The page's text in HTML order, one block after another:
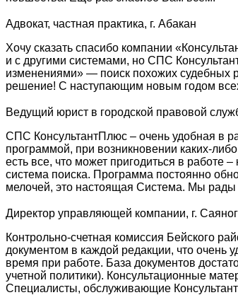
Адвокат, частная практика, г. Абакан
Хочу сказать спасибо компании
и с другими системами, но СПС
изменениями» — поиск похожих судебных
решение! С наступающим новым годом
Ведущий юрист в городской правовой
СПС КонсультантПлюс – очень удобная в
программой, при возникновении каких-
есть все, что может пригодиться в работе
система поиска. Программа постоянно
мелочей, это настоящая Система. Мы рады
Директор управляющей компании, г.
Контрольно-счетная комиссия Бейского
документом в каждой редакции, что очень
время при работе. База документов
учетной политики). Консультационные
Специалисты, обслуживающие